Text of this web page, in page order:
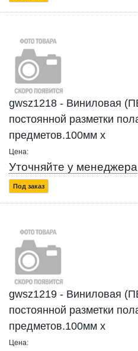
gwsz1218 - Виниловая
постоянной разметки
предметов.100мм x
Цена:
Уточняйте у менеджера
Под заказ
gwsz1219 - Виниловая
постоянной разметки
предметов.100мм x
Цена: